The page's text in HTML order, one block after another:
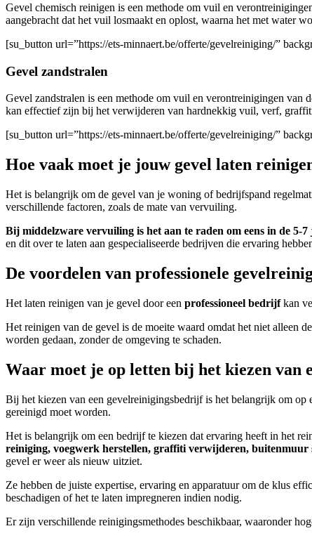
Gevel chemisch reinigen is een methode om vuil en
aangebracht dat het vuil losmaakt en oplost, waarna het met water
[su_button url=”https://ets-minnaert.be/offerte/gevelreiniging/”
Gevel zandstralen
Gevel zandstralen is een methode om vuil en verontreinigingen van
kan effectief zijn bij het verwijderen van hardnekkig vuil, verf,
[su_button url=”https://ets-minnaert.be/offerte/gevelreiniging/”
Hoe vaak moet je jouw gevel laten
Het is belangrijk om de gevel van je woning of bedrijfspand
verschillende factoren, zoals de mate van vervuiling.
Bij middelzware vervuiling is het aan te raden om eens in de 5-
en dit over te laten aan gespecialiseerde bedrijven die ervaring
De voordelen van professionele
Het laten reinigen van je gevel door een professioneel bedrijfkan
Het reinigen van de gevel is de moeite waard omdat het niet alleen
worden gedaan, zonder de omgeving te schaden.
Waar moet je op letten bij het kiezen van
Bij het kiezen van een gevelreinigingsbedrijf is het belangrijk om op
gereinigd moet worden.
Het is belangrijk om een bedrijf te kiezen dat ervaring heeft in het
reiniging, voegwerk herstellen, graffiti verwijderen, buitenmuur
gevel er weer als nieuw uitziet.
Ze hebben de juiste expertise, ervaring en apparatuur om de klus
beschadigen of het te laten impregneren indien nodig.
Er zijn verschillende reinigingsmethodes beschikbaar, waaronder